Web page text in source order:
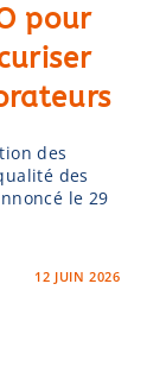
pour
des
des
le 29
12 JUIN 2026